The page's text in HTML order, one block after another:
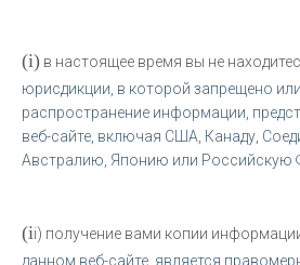
(i) в настоящее время вы не
юрисдикции, в которой запрещено
распространение информации,
веб-сайте, включая США, Канаду,
Австралию, Японию или Российскую
(ii) получение вами копии
данном веб-сайте, является